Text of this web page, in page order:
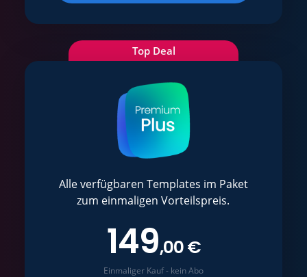
Top Deal
Alle verfügbaren Templates im Paket
zum einmaligen Vorteilspreis.
149,00 €
Einmaliger Kauf - kein Abo